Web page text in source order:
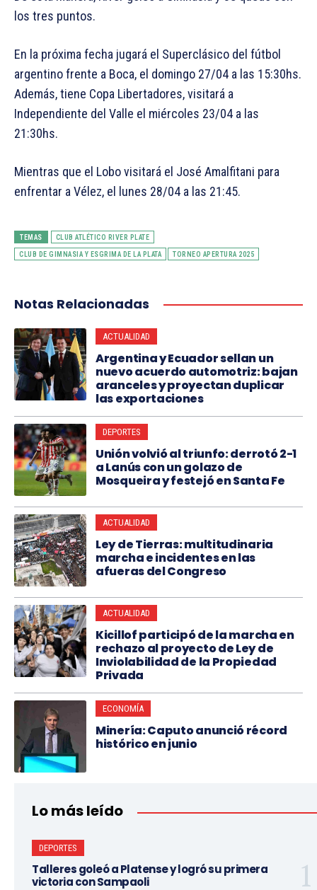
los tres puntos.
En la próxima fecha jugará el Superclásico del fútbol
argentino frente a Boca, el domingo 27/04 a las 15:30hs.
Además, tiene Copa Libertadores, visitará a
Independiente del Valle el miércoles 23/04 a las
21:30hs.
Mientras que el Lobo visitará el José Amalfitani para
enfrentar a Vélez, el lunes 28/04 a las 21:45.
TEMAS CLUB ATLÉTICO RIVER PLATE
CLUB DE GIMNASIA Y ESGRIMA DE LA PLATA TORNEO APERTURA 2025
Notas Relacionadas
ACTUALIDAD
Argentina y Ecuador sellan un
nuevo acuerdo automotriz: bajan
aranceles y proyectan duplicar
las exportaciones
DEPORTES
Unión volvió al triunfo: derrotó 2-1
a Lanús con un golazo de
Mosqueira y festejó en Santa Fe
ACTUALIDAD
Ley de Tierras: multitudinaria
marcha e incidentes en las
afueras del Congreso
ACTUALIDAD
Kicillof participó de la marcha en
rechazo al proyecto de Ley de
Inviolabilidad de la Propiedad
Privada
ECONOMÍA
Minería: Caputo anunció récord
histórico en junio
Lo más leído
DEPORTES
Talleres goleó a Platense y logró su primera
victoria con Sampaoli